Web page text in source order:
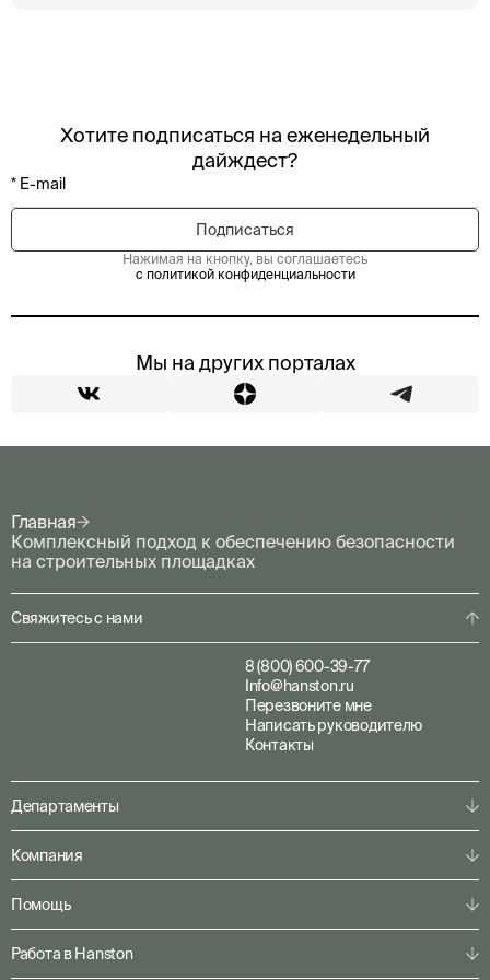
Хотите подписаться на еженедельный
дайждест?
Нажимая на кнопку, вы соглашаетесь
с политикой конфиденциальности
Мы на других порталах
Главная
Комплексный подход к обеспечению безопасности
на строительных площадках
Департаменты
Системы безопасности
Компания
Помощь
Работа в Hanston
Свяжитесь с нами
8 (800) 600-39-77
Info@hanston.ru
Перезвоните мне
Написать руководителю
Контакты